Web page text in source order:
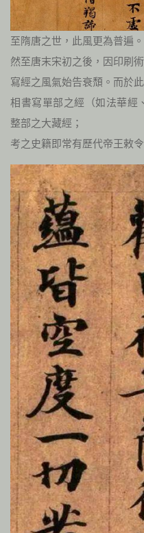
至隋唐之世，此風更為普遍。
然至唐末宋初之後，因印刷
寫經之風氣始告衰頹。而於
相書寫單部之經（如法華經
整部之大藏經；
考之史籍即常有歷代帝王敕